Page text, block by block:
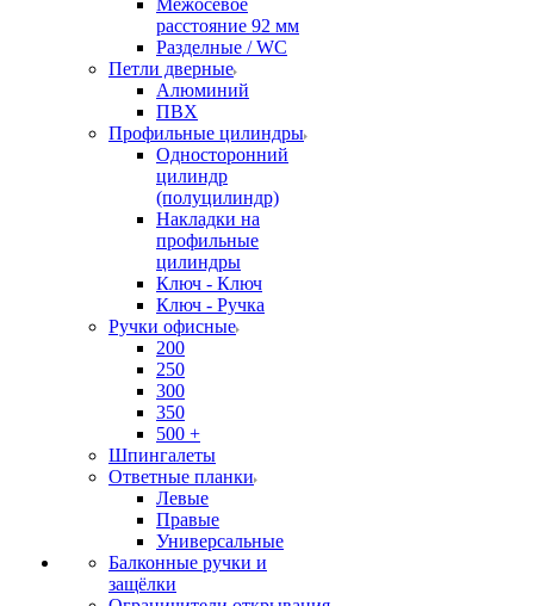
Межосевое
расстояние 92 мм
Разделные / WC
Петли дверные
Алюминий
ПВХ
Профильные цилиндры
Односторонний
цилиндр
(полуцилиндр)
Накладки на
профильные
цилиндры
Ключ - Ключ
Ключ - Ручка
Ручки офисные
200
250
300
350
500 +
Шпингалеты
Ответные планки
Левые
Правые
Универсальные
Балконные ручки и
защёлки